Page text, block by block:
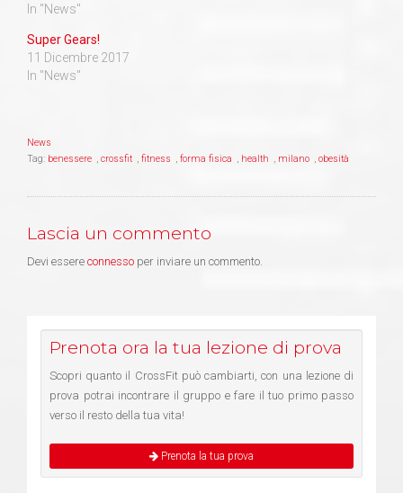
In "News"
Super Gears!
11 Dicembre 2017
In "News"
News
Tag: benessere , crossfit , fitness , forma fisica , health , milano , obesità
Lascia un commento
Devi essere connesso per inviare un commento.
Prenota ora la tua lezione di prova
Scopri quanto il CrossFit può cambiarti, con una lezione di
prova potrai incontrare il gruppo e fare il tuo primo passo
verso il resto della tua vita!
Prenota la tua prova